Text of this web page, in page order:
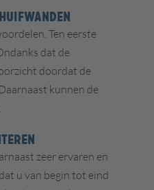
Ten eerste
dat de
doordat de
kunnen de
zeer ervaren en
u van begin tot eind